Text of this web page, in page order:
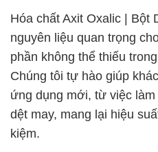
Hóa chất Axit Oxalic | Bột
nguyên liệu quan trọng
phần không thể thiếu
Chúng tôi tự hào giúp
ứng dụng mới, từ việc
dệt may, mang lại hiệu
kiệm.